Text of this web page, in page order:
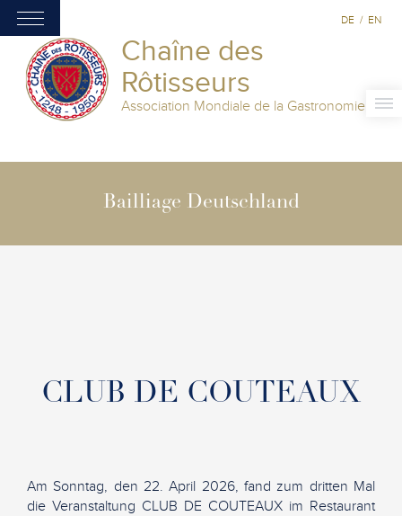
Chaîne des
Rôtisseurs
Association Mondiale de la Gastronomie
DE / EN
Bailliage Deutschland
CLUB DE COUTEAUX
Am Sonntag, den 22. April 2026, fand zum dritten Mal
die Veranstaltung CLUB DE COUTEAUX im Restaurant